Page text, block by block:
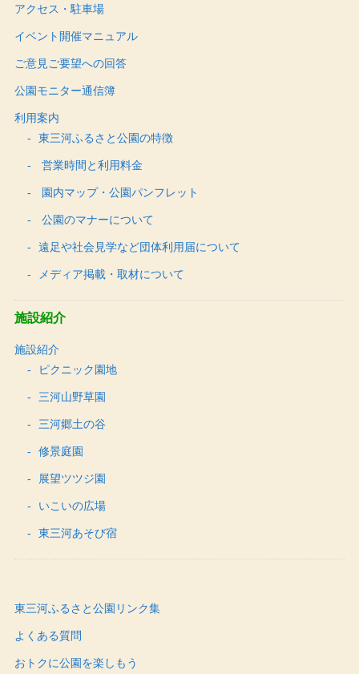
アクセス・駐車場
イベント開催マニュアル
ご意見ご要望への回答
公園モニター通信簿
利用案内
東三河ふるさと公園の特徴
営業時間と利用料金
園内マップ・公園パンフレット
公園のマナーについて
遠足や社会見学など団体利用届について
メディア掲載・取材について
施設紹介
施設紹介
ピクニック園地
三河山野草園
三河郷土の谷
修景庭園
展望ツツジ園
いこいの広場
東三河あそび宿
東三河ふるさと公園リンク集
よくある質問
おトクに公園を楽しもう